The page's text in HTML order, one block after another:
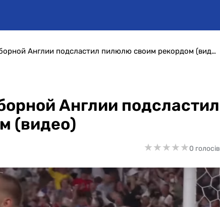
Евро-2020. Защитник сборной Англии подсластил пилюлю своим рекордом (видео)
Англии подсластил
(видео)
★★★★★
★★★★★0 голосів